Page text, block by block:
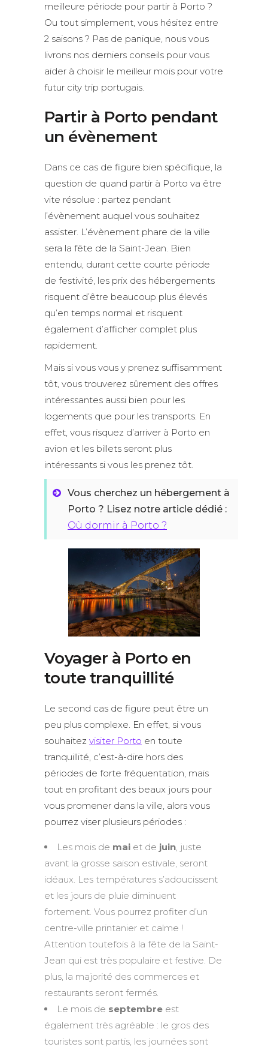
meilleure période pour partir à Porto ?
Ou tout simplement, vous hésitez entre
2 saisons ? Pas de panique, nous vous
livrons nos derniers conseils pour vous
aider à choisir le meilleur mois pour votre
futur city trip portugais.
Partir à Porto pendant
un évènement
Dans ce cas de figure bien spécifique, la
question de quand partir à Porto va être
vite résolue : partez pendant
l’évènement auquel vous souhaitez
assister. L’évènement phare de la ville
sera la fête de la Saint-Jean. Bien
entendu, durant cette courte période
de festivité, les prix des hébergements
risquent d’être beaucoup plus élevés
qu’en temps normal et risquent
également d’afficher complet plus
rapidement.
Mais si vous vous y prenez suffisamment
tôt, vous trouverez sûrement des offres
intéressantes aussi bien pour les
logements que pour les transports. En
effet, vous risquez d’arriver à Porto en
avion et les billets seront plus
intéressants si vous les prenez tôt.
Vous cherchez un hébergement à
Porto ? Lisez notre article dédié :
Où dormir à Porto ?
Voyager à Porto en
toute tranquillité
Le second cas de figure peut être un
peu plus complexe. En effet, si vous
souhaitez visiter Porto en toute
tranquillité, c’est-à-dire hors des
périodes de forte fréquentation, mais
tout en profitant des beaux jours pour
vous promener dans la ville, alors vous
pourrez viser plusieurs périodes :
Les mois de mai et de juin, juste
avant la grosse saison estivale, seront
idéaux. Les températures s’adoucissent
et les jours de pluie diminuent
fortement. Vous pourrez profiter d’un
centre-ville printanier et calme !
Attention toutefois à la fête de la Saint-
Jean qui est très populaire et festive. De
plus, la majorité des commerces et
restaurants seront fermés.
Le mois de septembre est
également très agréable : le gros des
touristes sont partis, les journées sont